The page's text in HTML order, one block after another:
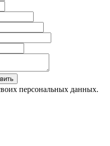
персональных данных.